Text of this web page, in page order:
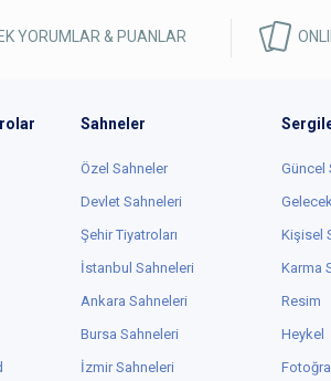
YORUMLAR & PUANLAR
Sahneler
Özel Sahneler
Devlet Sahneleri
Şehir Tiyatroları
İstanbul Sahneleri
Ankara Sahneleri
Bursa Sahneleri
İzmir Sahneleri
Güncel
Kişisel
Karma
Resim
Heykel